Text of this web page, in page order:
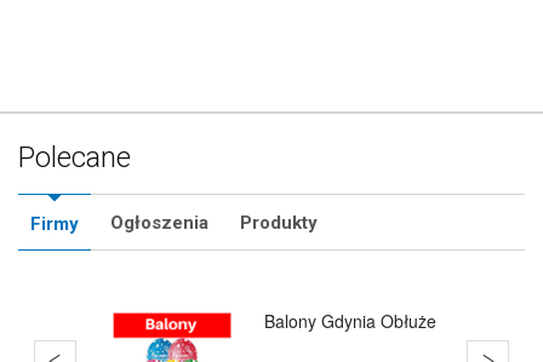
Polecane
Firmy Ogłoszenia Produkty
Q'Joy - Bańki Mydlane